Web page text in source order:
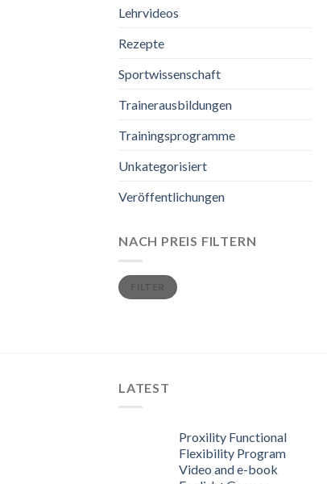
Lehrvideos
Rezepte
Sportwissenschaft
Trainerausbildungen
Trainingsprogramme
Unkategorisiert
Veröffentlichungen
NACH PREIS FILTERN
LATEST
Proxility Functional
Flexibility Program
Video and e-book